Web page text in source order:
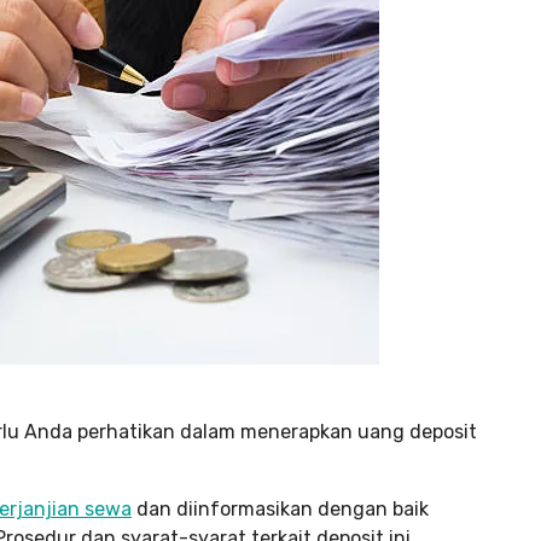
Anda perhatikan dalam menerapkan uang deposit
sewa dan diinformasikan dengan baik